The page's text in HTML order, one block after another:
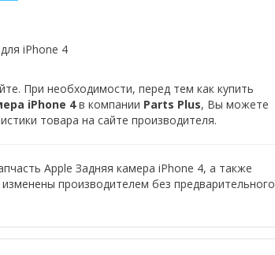
iPhone 4
При необходимости, перед тем как купить
iPhone 4в компании Parts Plus, Вы можете
товара на сайте производителя.
Apple Задняя камера iPhone 4, а также
производителем без предварительного